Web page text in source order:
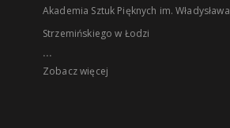
Akademia Sztuk Pięknych im. Władysława
Strzemińskiego w Łodzi
...
Zobacz więcej